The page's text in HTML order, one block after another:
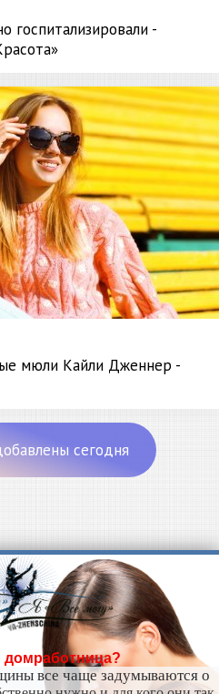
госпитализировали -
мюли Кайли Дженнер -
сегодня
домработница?
все чаще задумываются о